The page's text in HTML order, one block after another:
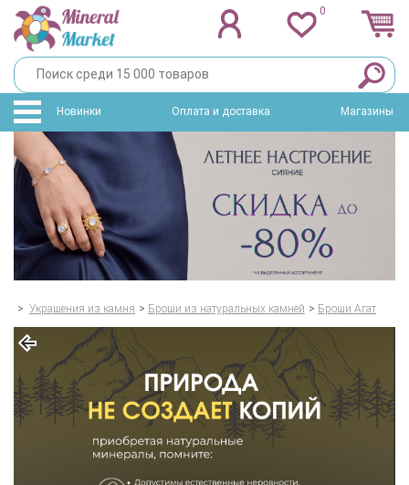
0
Новинки Оплата и доставка Магазины
> Украшения из камня > Броши из натуральных камней > Броши Агат